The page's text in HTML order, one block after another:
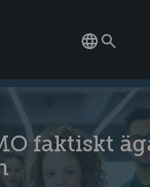
faktiskt